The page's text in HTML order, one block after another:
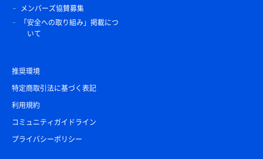
メンバーズ協賛募集
「安全への取り組み」掲載につ
いて
推奨環境
特定商取引法に基づく表記
利用規約
コミュニティガイドライン
プライバシーポリシー